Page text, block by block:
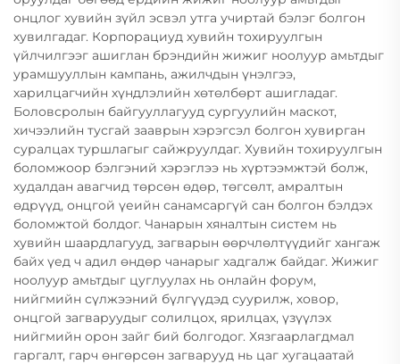
онцлог хувийн зүйл эсвэл утга учиртай бэлэг болгон
хувилгадаг. Корпорациуд хувийн тохируулгын
үйлчилгээг ашиглан брэндийн жижиг ноолуур амьтдыг
урамшууллын кампань, ажилчдын үнэлгээ,
харилцагчийн хүндлэлийн хөтөлбөрт ашигладаг.
Боловсролын байгууллагууд сургуулийн маскот,
хичээлийн тусгай зааврын хэрэгсэл болгон хувирган
суралцах туршлагыг сайжруулдаг. Хувийн тохируулгын
боломжоор бэлгэний хэрэглээ нь хүртээмжтэй болж,
худалдан авагчид төрсөн өдөр, төгсөлт, амралтын
өдрүүд, онцгой үеийн санамсаргүй сан болгон бэлдэх
боломжтой болдог. Чанарын хяналтын систем нь
хувийн шаардлагууд, загварын өөрчлөлтүүдийг хангаж
байх үед ч адил өндөр чанарыг хадгалж байдаг. Жижиг
ноолуур амьтдыг цуглуулах нь онлайн форум,
нийгмийн сүлжээний бүлгүүдэд суурилж, ховор,
онцгой загваруудыг солилцох, ярилцах, үзүүлэх
нийгмийн орон зайг бий болгодог. Хязгаарлагдмал
гаргалт, гарч өнгөрсөн загварууд нь цаг хугацаатай